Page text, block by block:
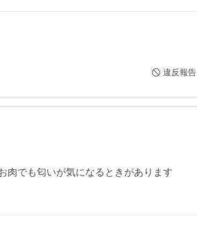
違反報告
肉でも匂いが気になるときがあります